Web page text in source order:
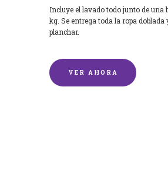
Incluye el lavado todo junto de una
kg. Se entrega toda la ropa doblada
planchar.
VER AHORA